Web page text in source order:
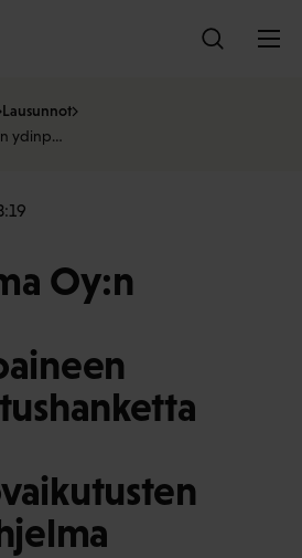
Lausunnot
ydinp…
Oy:n